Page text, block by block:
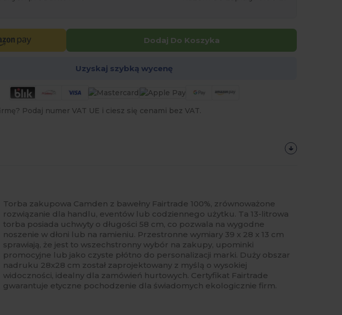
Dodaj Do Koszyka
Uzyskaj szybką wycenę
Podaj numer VAT UE i ciesz się cenami bez VAT.
Torba zakupowa Camden z bawełny Fairtrade 100%, zrównoważone
rozwiązanie dla handlu, eventów lub codziennego użytku. Ta 13-litrowa
torba posiada uchwyty o długości 58 cm, co pozwala na wygodne
noszenie w dłoni lub na ramieniu. Przestronne wymiary 39 x 28 x 13 cm
sprawiają, że jest to wszechstronny wybór na zakupy, upominki
promocyjne lub jako czyste płótno do personalizacji marki. Duży obszar
nadruku 28x28 cm został zaprojektowany z myślą o wysokiej
widoczności, idealny dla zamówień hurtowych. Certyfikat Fairtrade
gwarantuje etyczne pochodzenie dla świadomych ekologicznie firm.